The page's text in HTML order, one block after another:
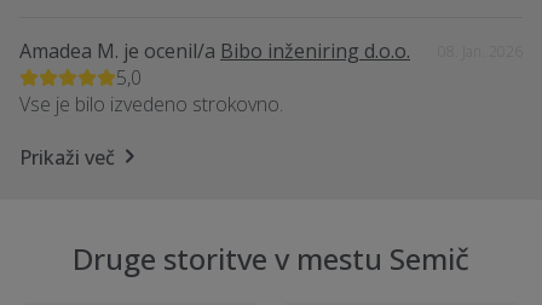
Amadea M. je ocenil/a Bibo inženiring d.o.o.
5,0
Vse je bilo izvedeno strokovno.
Prikaži več
Druge storitve v mestu Semič